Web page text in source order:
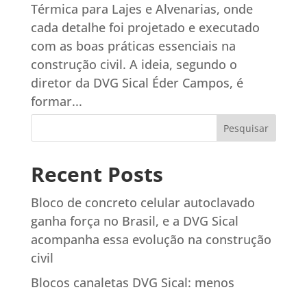
Térmica para Lajes e Alvenarias, onde
cada detalhe foi projetado e executado
com as boas práticas essenciais na
construção civil. A ideia, segundo o
diretor da DVG Sical Éder Campos, é
formar...
Pesquisar
Recent Posts
Bloco de concreto celular autoclavado
ganha força no Brasil, e a DVG Sical
acompanha essa evolução na construção
civil
Blocos canaletas DVG Sical: menos